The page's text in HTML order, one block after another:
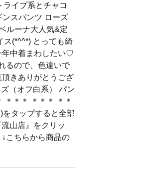
イプ系とチャコ
スパンツ ローズ
ルーナ大人気&定
ス(*^^*) とっても綺
年中着まわしたい♡
るので、色違いで
きありがとうござ
（オフ白系） パン
＊＊＊ ＊＊＊ ＊＊
をタップすると全部
山店』をクリッ
こちらから商品の